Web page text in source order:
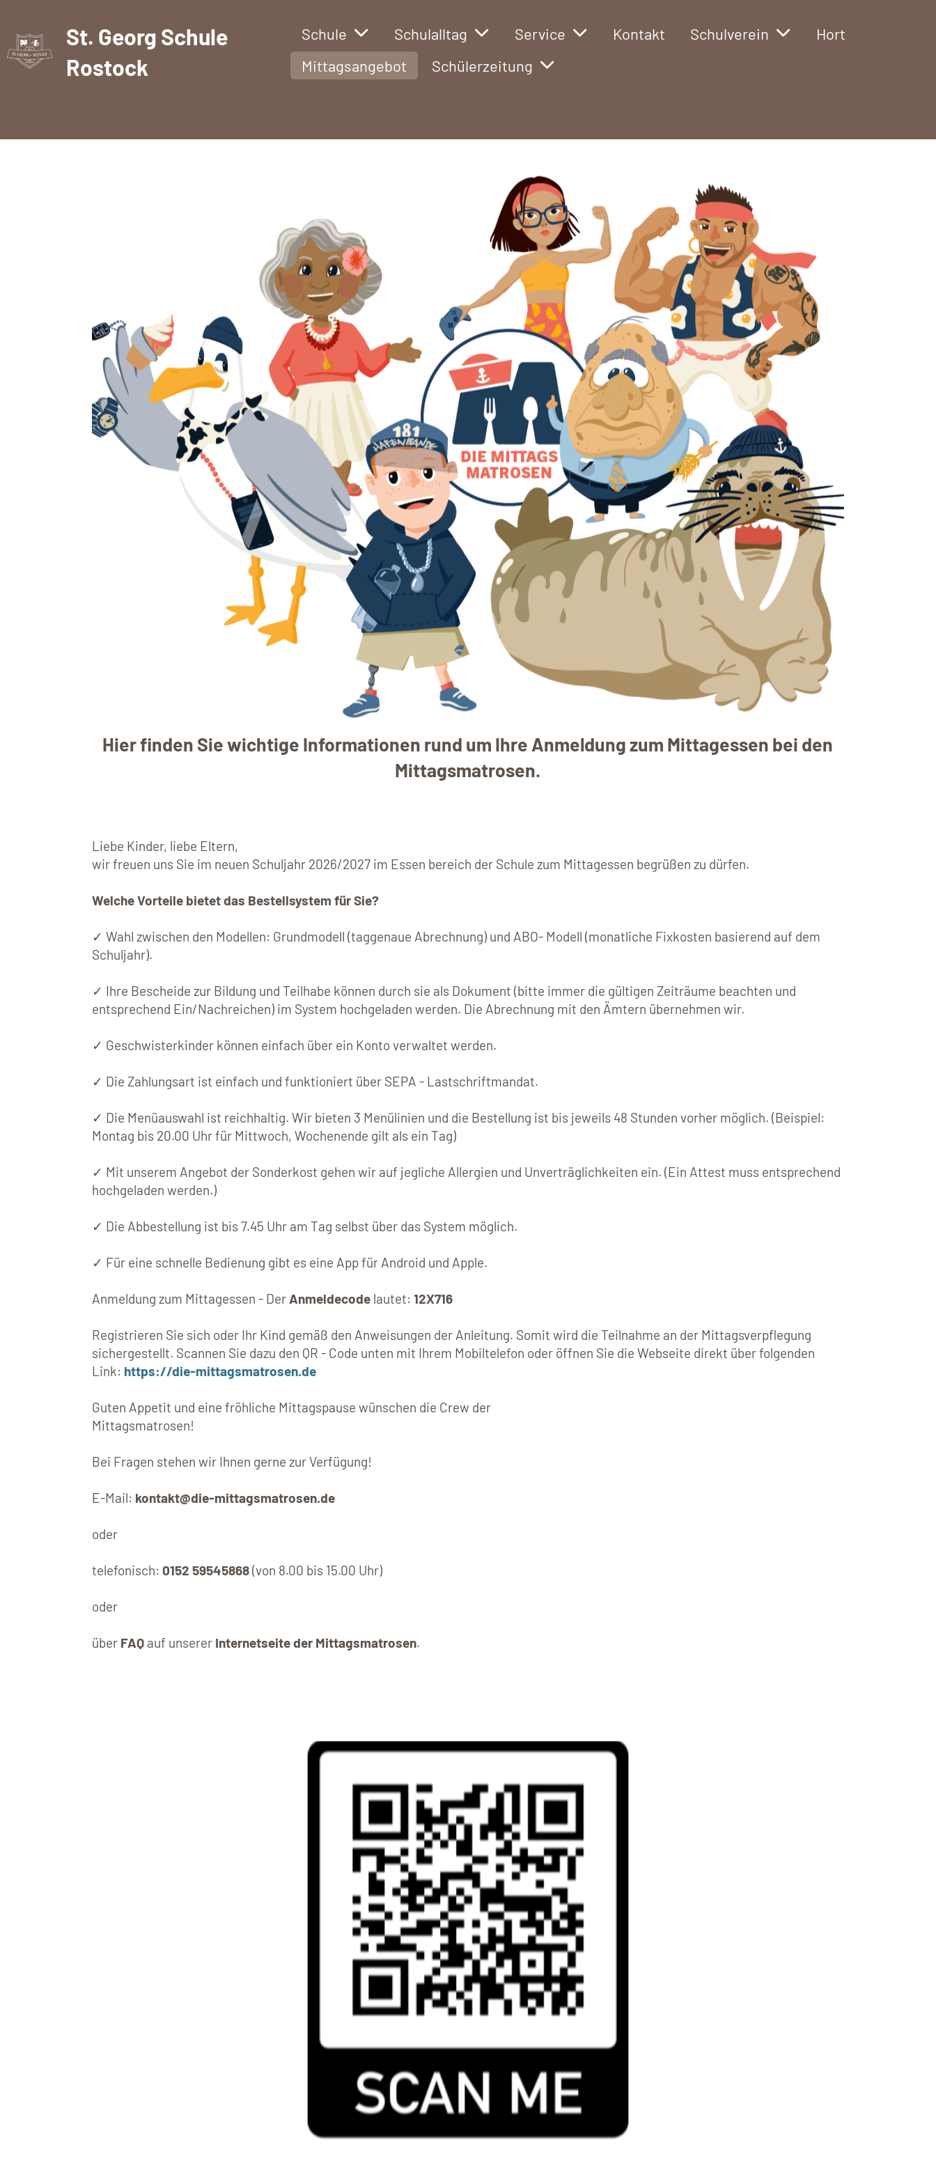
Schule Schulalltag Service Kontakt Schulverein
Hort
Mittagsangebot
Schülerzeitung
St. Georg Schule
Rostock
Hier finden Sie wichtige Informationen rund um Ihre Anmeldung zum Mittagessen bei den
Mittagsmatrosen.
Liebe Kinder, liebe Eltern,
wir freuen uns Sie im neuen Schuljahr 2026/2027 im Essen bereich der Schule zum Mittagessen begrüßen zu dürfen.
Welche Vorteile bietet das Bestellsystem für Sie?
✓ Wahl zwischen den Modellen: Grundmodell (taggenaue Abrechnung) und ABO- Modell (monatliche Fixkosten basierend auf dem
Schuljahr).
✓ Ihre Bescheide zur Bildung und Teilhabe können durch sie als Dokument (bitte immer die gültigen Zeiträume beachten und
entsprechend Ein/Nachreichen) im System hochgeladen werden. Die Abrechnung mit den Ämtern übernehmen wir.
✓ Geschwisterkinder können einfach über ein Konto verwaltet werden.
✓ Die Zahlungsart ist einfach und funktioniert über SEPA - Lastschriftmandat.
✓ Die Menüauswahl ist reichhaltig. Wir bieten 3 Menülinien und die Bestellung ist bis jeweils 48 Stunden vorher möglich. (Beispiel:
Montag bis 20.00 Uhr für Mittwoch, Wochenende gilt als ein Tag)
✓ Mit unserem Angebot der Sonderkost gehen wir auf jegliche Allergien und Unverträglichkeiten ein. (Ein Attest muss entsprechend
hochgeladen werden.)
✓ Die Abbestellung ist bis 7.45 Uhr am Tag selbst über das System möglich.
✓ Für eine schnelle Bedienung gibt es eine App für Android und Apple.
Anmeldung zum Mittagessen - Der Anmeldecode lautet: 12X716
Registrieren Sie sich oder Ihr Kind gemäß den Anweisungen der Anleitung. Somit wird die Teilnahme an der Mittagsverpflegung
sichergestellt. Scannen Sie dazu den QR - Code unten mit Ihrem Mobiltelefon oder öffnen Sie die Webseite direkt über folgenden
Link: https://die-mittagsmatrosen.de
Guten Appetit und eine fröhliche Mittagspause wünschen die Crew der
Mittagsmatrosen!
Bei Fragen stehen wir Ihnen gerne zur Verfügung!
E-Mail: kontakt@die-mittagsmatrosen.de
oder
telefonisch: 0152 59545868(von 8.00 bis 15.00 Uhr)
oder
über FAQ auf unserer Internetseite der Mittagsmatrosen.